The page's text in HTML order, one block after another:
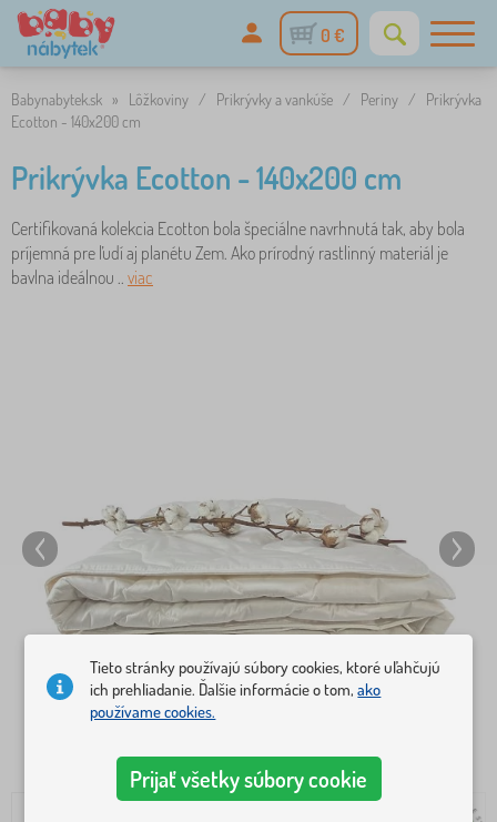
0 €
Babynabytek.sk » Lôžkoviny / Prikrývky a vankúše / Periny /
Prikrývka
Ecotton - 140x200 cm
Prikrývka Ecotton - 140x200 cm
Certifikovaná kolekcia Ecotton bola špeciálne navrhnutá tak, aby bola
príjemná pre ľudí aj planétu Zem. Ako prírodný rastlinný materiál je
bavlna ideálnou .. viac
Tieto stránky používajú súbory cookies, ktoré uľahčujú
ich prehliadanie. Ďalšie informácie o tom,ako
používame cookies.
Prijať všetky súbory cookie